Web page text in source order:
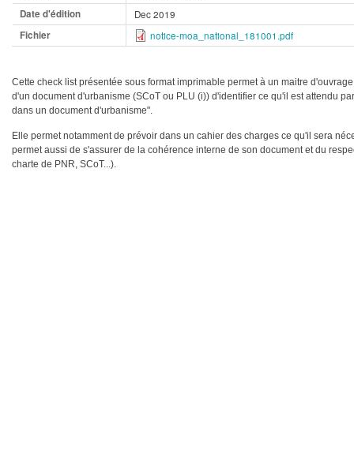
Date d'édition
Dec 2019
Fichier
notice-moa_national_181001.pdf
Cette check list présentée sous format imprimable permet à un maitre
d'un document d'urbanisme (SCoT ou PLU (i)) d'identifier ce qu'il est attendu
dans un document d'urbanisme".
Elle permet notamment de prévoir dans un cahier des charges ce qu'il sera
permet aussi de s'assurer de la cohérence interne de son document et du
charte de PNR, SCoT...).